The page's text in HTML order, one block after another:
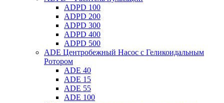
ADPD 100
ADPD 200
ADPD 300
ADPD 400
ADPD 500
ADE Центробежный Насос с Геликоидальным
Ротором
ADE 40
ADE 15
ADE 55
ADE 100